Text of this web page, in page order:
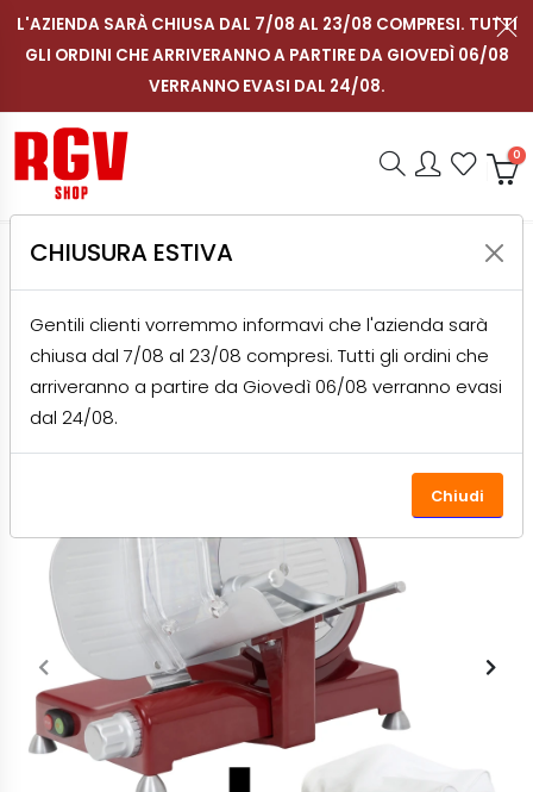
L'AZIENDA SARÀ CHIUSA DAL 7/08 AL 23/08 COMPRESI. TUTTI
GLI ORDINI CHE ARRIVERANNO A PARTIRE DA GIOVEDÌ 06/08
VERRANNO EVASI DAL 24/08.
IT Contattaci su WhatsApp
Segui RGV Italy su
Shop RGV
Ricerca 0
HOME PRODOTTI
AFFETTATRICI PER LA CASA
LUXURY 25 RED EDITION + COPERTURA MOTIVO GLICINE +
TAGLIERE BUNDLE
PROMO-32%
CHIUSURA ESTIVA
Gentili clienti vorremmo informavi che l'azienda sarà
chiusa dal 7/08 al 23/08 compresi. Tutti gli ordini che
arriveranno a partire da Giovedì 06/08 verranno evasi
dal 24/08.
Chiudi